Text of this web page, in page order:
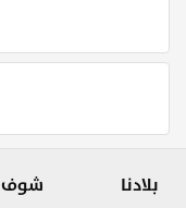
بلادنا
شوف